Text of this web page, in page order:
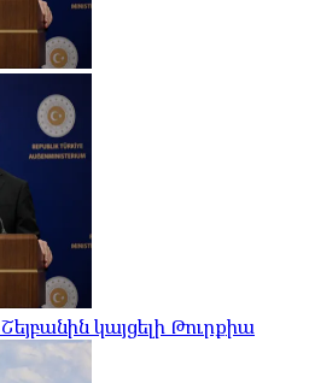
կայցելի Թուրքիա